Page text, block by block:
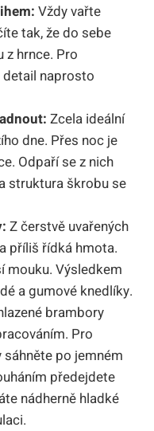
Vždy vařte
tak, že do sebe
z hrnce. Pro
naprosto
Zcela ideální
dne. Přes noc je
Odpaří se z nich
struktura škrobu se
Z čerstvě uvařených
příliš řídká hmota.
mouku. Výsledkem
a gumové knedlíky.
brambory
Pro
po jemném
předejdete
nádherně hladké